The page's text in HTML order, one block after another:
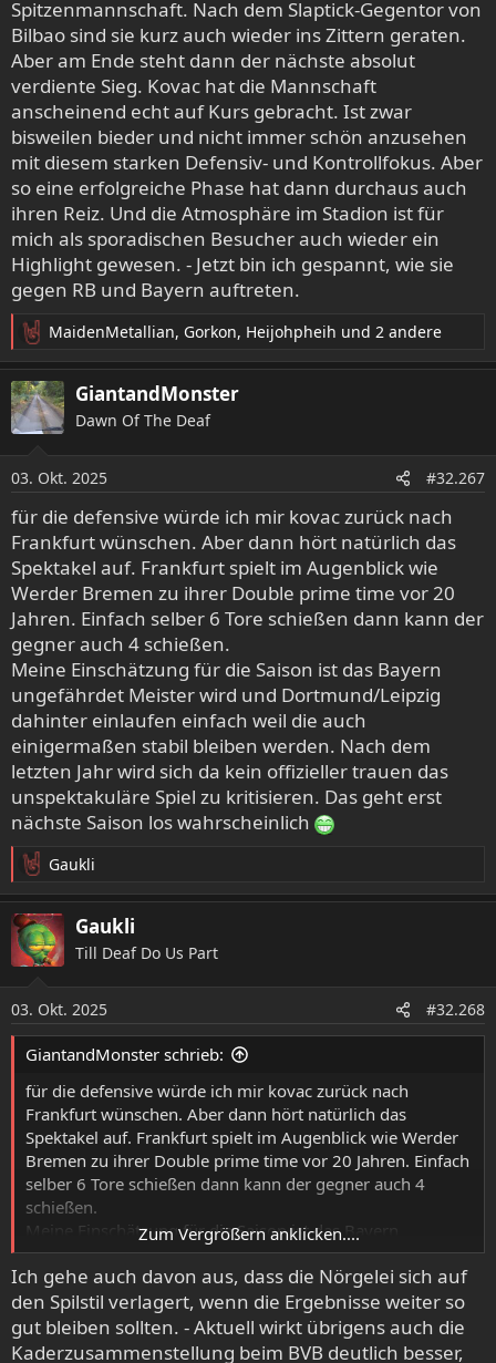
:
Spitzenmannschaft. Nach dem Slaptick-Gegentor von
Bilbao sind sie kurz auch wieder ins Zittern geraten.
Aber am Ende steht dann der nächste absolut
verdiente Sieg. Kovac hat die Mannschaft
anscheinend echt auf Kurs gebracht. Ist zwar
bisweilen bieder und nicht immer schön anzusehen
mit diesem starken Defensiv- und Kontrollfokus. Aber
so eine erfolgreiche Phase hat dann durchaus auch
ihren Reiz. Und die Atmosphäre im Stadion ist für
mich als sporadischen Besucher auch wieder ein
Highlight gewesen. - Jetzt bin ich gespannt, wie sie
gegen RB und Bayern auftreten.
R
e
a
k
t
n
e
n
:
MaidenMetallian, Gorkon, Heijohpheih und 2 andere
GiantandMonster
Dawn Of The Deaf
03. Okt. 2025 #32.267
für die defensive würde ich mir kovac zurück nach
Frankfurt wünschen. Aber dann hört natürlich das
Spektakel auf. Frankfurt spielt im Augenblick wie
Werder Bremen zu ihrer Double prime time vor 20
Jahren. Einfach selber 6 Tore schießen dann kann der
gegner auch 4 schießen.
Meine Einschätzung für die Saison ist das Bayern
ungefährdet Meister wird und Dortmund/Leipzig
dahinter einlaufen einfach weil die auch
einigermaßen stabil bleiben werden. Nach dem
letzten Jahr wird sich da kein offizieller trauen das
unspektakuläre Spiel zu kritisieren. Das geht erst
nächste Saison los wahrscheinlich
R
e
a
k
t
o
n
e
n
Gaukli
Gaukli
Till Deaf Do Us Part
03. Okt. 2025 #32.268
GiantandMonster schrieb:
für die defensive würde ich mir kovac zurück nach
Frankfurt wünschen. Aber dann hört natürlich das
Spektakel auf. Frankfurt spielt im Augenblick wie Werder
Bremen zu ihrer Double prime time vor 20 Jahren. Einfach
selber 6 Tore schießen dann kann der gegner auch 4
schießen.
Meine Einschätzung für die Saison ist das Bayern
ungefährdet Meister wird und Dortmund/Leipzig dahinter
einlaufen einfach weil die auch einigermaßen stabil
bleiben werden. Nach dem letzten Jahr wird sich da kein
offizieller trauen das unspektakuläre Spiel zu kritisieren.
Das geht erst nächste Saison los wahrscheinlich
Zum Vergrößern anklicken....
Ich gehe auch davon aus, dass die Nörgelei sich auf
den Spilstil verlagert, wenn die Ergebnisse weiter so
gut bleiben sollten. - Aktuell wirkt übrigens auch die
Kaderzusammenstellung beim BVB deutlich besser,